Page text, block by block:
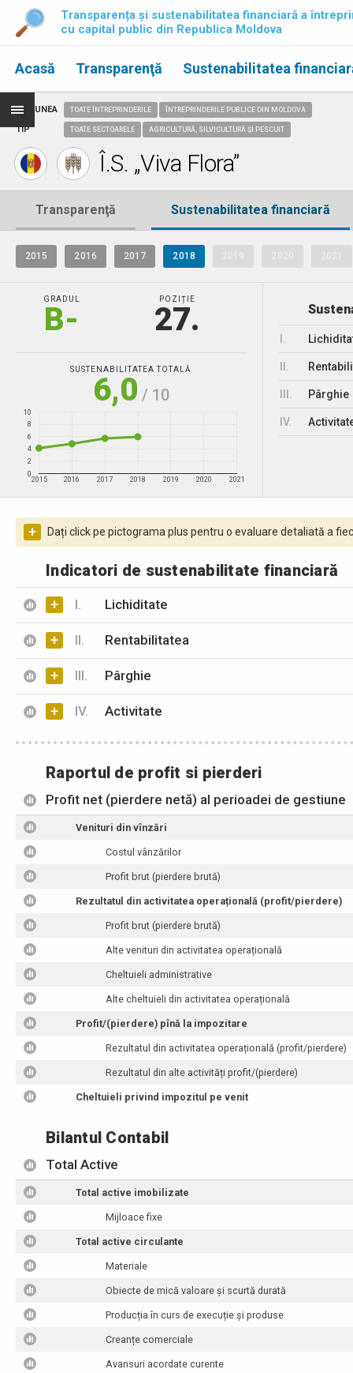
Transparența și sustenabilitatea financiară a
cu capital public din Republica Moldova
Acasă Transparenţă Sustenabilitatea
REGIUNEA
TIP
TOATE ÎNTREPRINDERILE ÎNTREPRINDERILE PUBLICE DIN MOLDOVA
TOATE SECTOARELE AGRICULTURĂ, SILVICULTURĂ ȘI PESCUIT
Î.S. „Viva Flora”
Transparenţă Sustenabilitatea financiară
2015 2016 2017 2018
GRADUL
B-
POZIȚIE
27.
SUSTENABILITATEA TOTALĂ
6,0 / 10
2015 2016 2017 2018 2019 2020 2021
0
2
4
6
8
10
Pârghie
IV.
+ Dați click pe pictograma plus pentru o evaluare detaliată a
Indicatori de sustenabilitate financiară
+ I. Lichiditate
+ II. Rentabilitatea
+ III. Pârghie
+ IV. Activitate
Raportul de profit si pierderi
Profit net (pierdere netă) al perioadei de gestiune
Venituri din vînzări
Costul vânzărilor
Profit brut (pierdere brută)
Rezultatul din activitatea operațională (profit/pierdere)
Profit brut (pierdere brută)
Alte venituri din activitatea operațională
Cheltuieli administrative
Alte cheltuieli din activitatea operațională
Profit/(pierdere) pînă la impozitare
Rezultatul din activitatea operațională (profit/pierdere)
Rezultatul din alte activități profit/(pierdere)
Cheltuieli privind impozitul pe venit
Bilantul Contabil
Total Active
Total active imobilizate
Mijloace fixe
Total active circulante
Materiale
Obiecte de mică valoare și scurtă durată
Producția în curs de execuție și produse
Creanțe comerciale
Avansuri acordate curente